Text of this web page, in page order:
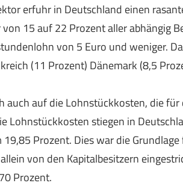
erfuhr in Deutschland einen
15 auf 22 Prozent aller abhängig
von 5 Euro und weniger.
(11 Prozent) Dänemark (8,5
auch auf die Lohnstückkosten, die
Lohnstückkosten stiegen in
Prozent. Dies war die
von den Kapitalbesitzern
Prozent.